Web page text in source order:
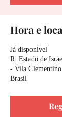
Hora e
Já disponível
R. Estado de
- Vila
Brasil